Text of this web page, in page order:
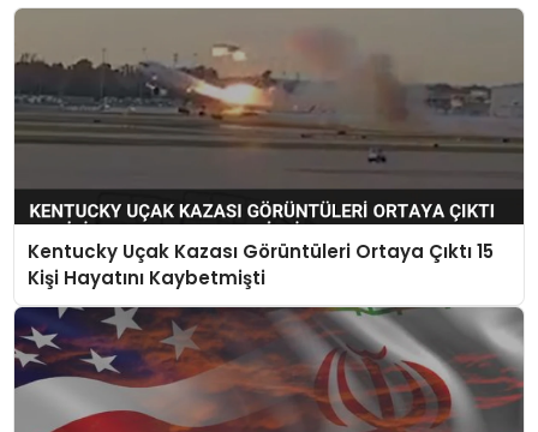
Kentucky Uçak Kazası Görüntüleri Ortaya Çıktı 15
Kişi Hayatını Kaybetmişti